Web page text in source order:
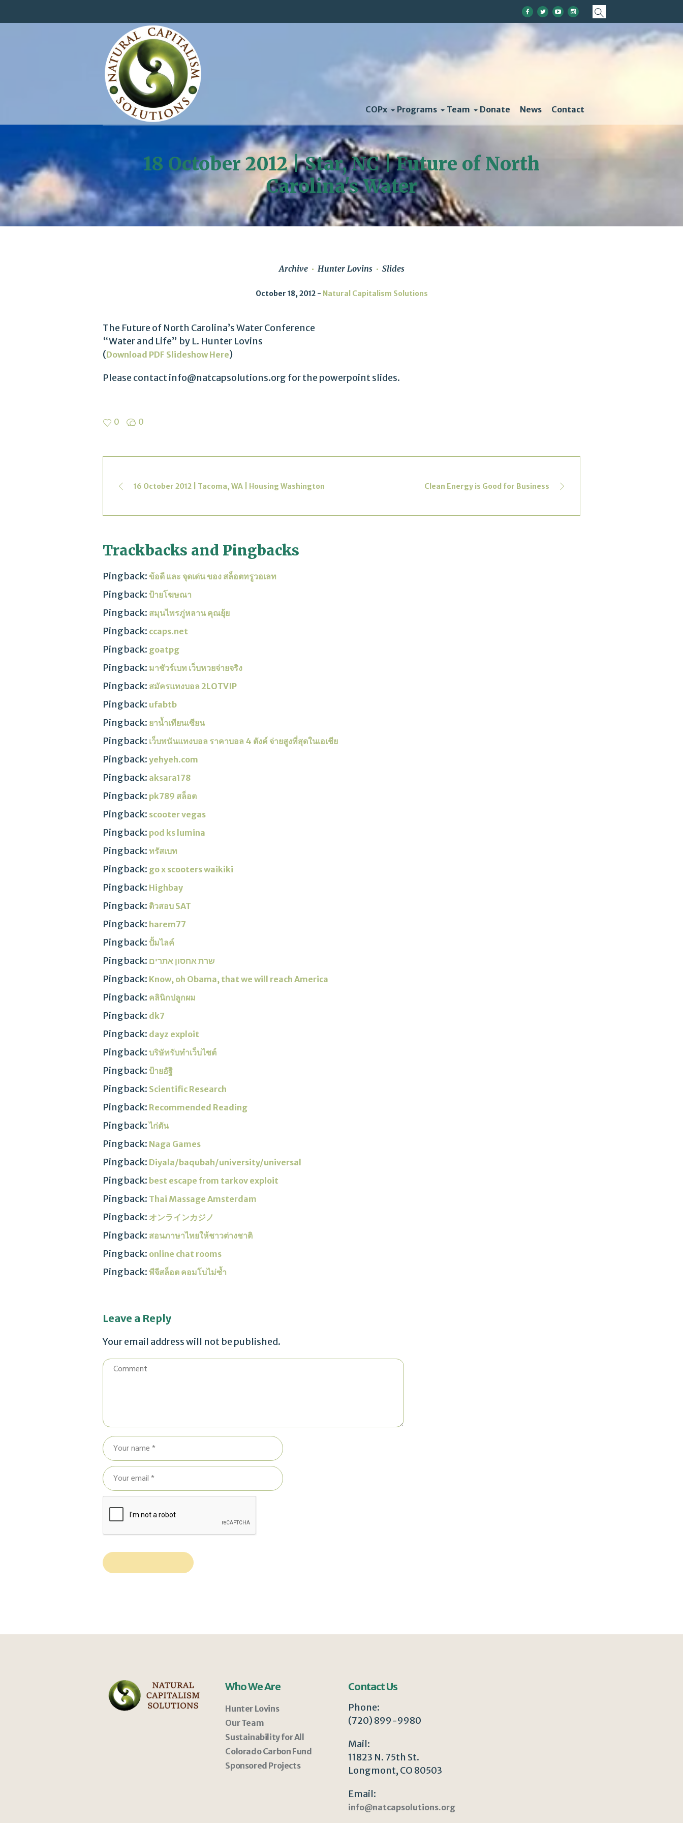
COPx Programs Team Donate News Contact
18 October 2012 | Star, NC | Future of North
Carolina's Water
Archive Hunter Lovins Slides
October 18, 2012 Natural Capitalism Solutions
The Future of North Carolina’s Water Conference
“Water and Life” by L. Hunter Lovins
(Download PDF Slideshow Here)
Please contact info@natcapsolutions.org for the powerpoint slides.
0 0
16 October 2012 | Tacoma, WA | Housing Washington Clean Energy is Good for Business
Trackbacks and Pingbacks
Pingback: ข้อดี และ จุดเด่น ของ สล็อตทรูวอเลท
Pingback: ป้ายโฆษณา
Pingback: สมุนไพรภู่หลาน คุณยุ้ย
Pingback: ccaps.net
Pingback: goatpg
Pingback: มาชัวร์เบท เว็บหวยจ่ายจริง
Pingback: สมัครแทงบอล 2LOTVIP
Pingback: ufabtb
Pingback: ยาน้ำเทียนเซียน
Pingback: เว็บพนันแทงบอล ราคาบอล 4 ตังค์ จ่ายสูงที่สุดในเอเชีย
Pingback: yehyeh.com
Pingback: aksara178
Pingback: pk789 สล็อต
Pingback: scooter vegas
Pingback: pod ks lumina
Pingback: ทรัสเบท
Pingback: go x scooters waikiki
Pingback: Highbay
Pingback: ติวสอบ SAT
Pingback: harem77
Pingback: ปั้มไลค์
Pingback: שרת אחסון אתרים
Pingback: Know, oh Obama, that we will reach America
Pingback: คลินิกปลูกผม
Pingback: dk7
Pingback: dayz exploit
Pingback: บริษัทรับทำเว็บไซต์
Pingback: ป้ายอัฐิ
Pingback: Scientific Research
Pingback: Recommended Reading
Pingback:ไก่ตัน
Pingback: Naga Games
Pingback: Diyala/baqubah/university/universal
Pingback: best escape from tarkov exploit
Pingback: Thai Massage Amsterdam
Pingback: オンラインカジノ
Pingback: สอนภาษาไทยให้ชาวต่างชาติ
Pingback: online chat rooms
Pingback: พีจีสล็อต คอมโบไม่ซ้ำ
Leave a Reply
Your email address will not be published.
Who We Are
Hunter Lovins
Our Team
Sustainability for All
Colorado Carbon Fund
Sponsored Projects
Contact Us
Phone:
(720) 899-9980
Mail:
11823 N. 75th St.
Longmont, CO 80503
Email:
info@natcapsolutions.org